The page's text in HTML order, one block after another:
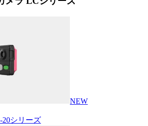
NEW
20シリーズ